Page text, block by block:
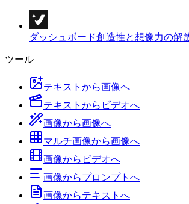
ダッシュボード創造性と想像力の解
ツール
テキストから画像へ
テキストからビデオへ
画像から画像へ
マルチ画像から画像へ
画像からビデオへ
画像からプロンプトへ
画像からテキストへ